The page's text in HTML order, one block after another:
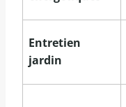
Entretien
jardin